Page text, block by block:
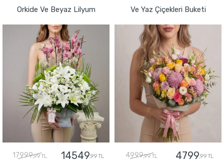
Orkide Ve Beyaz Lilyum
17999,99 TL 14549,99 TL
Ve Yaz Çiçekleri Buketi
4999,99 TL 4799,99 TL